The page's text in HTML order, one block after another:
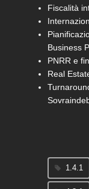
Fiscalità
Business
PNRR e
Real
1.4.1